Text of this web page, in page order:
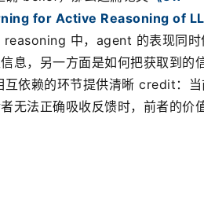
for Active Reasoning of
中，agent 的表现同时
息，另一方面是如何把获取到的
依赖的环节提供清晰 credit：当
无法正确吸收反馈时，前者的价